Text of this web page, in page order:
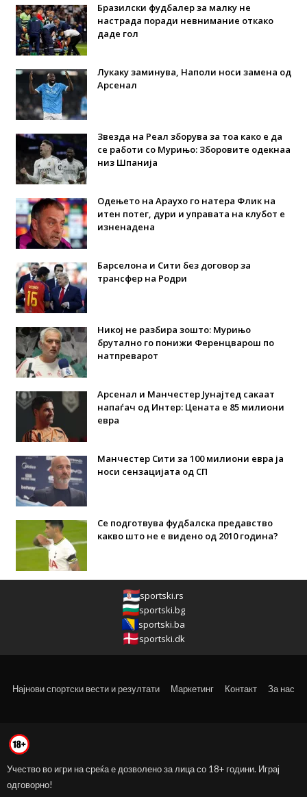
Бразилски фудбалер за малку не
настрада поради невнимание откако
даде гол
Лукаку заминува, Наполи носи замена од
Арсенал
Звезда на Реал зборува за тоа како е да
се работи со Мурињо: Зборовите одекнаа
низ Шпанија
Одењето на Араухо го натера Флик на
итен потег, дури и управата на клубот е
изненадена
Барселона и Сити без договор за
трансфер на Родри
Никој не разбира зошто: Мурињо
брутално го понижи Ференцварош по
натпреварот
Арсенал и Манчестер Јунајтед сакаат
напаѓач од Интер: Цената е 85 милиони
евра
Манчестер Сити за 100 милиони евра ја
носи сензацијата од СП
Се подготвува фудбалска предавство
какво што не е видено од 2010 година?
sportski.rs
sportski.bg
sportski.ba
sportski.dk
Најнови спортски вести и резултати Маркетинг Контакт За нас
Учество во игри на среќа е дозволено за лица со 18+ години. Играј
одговорно!